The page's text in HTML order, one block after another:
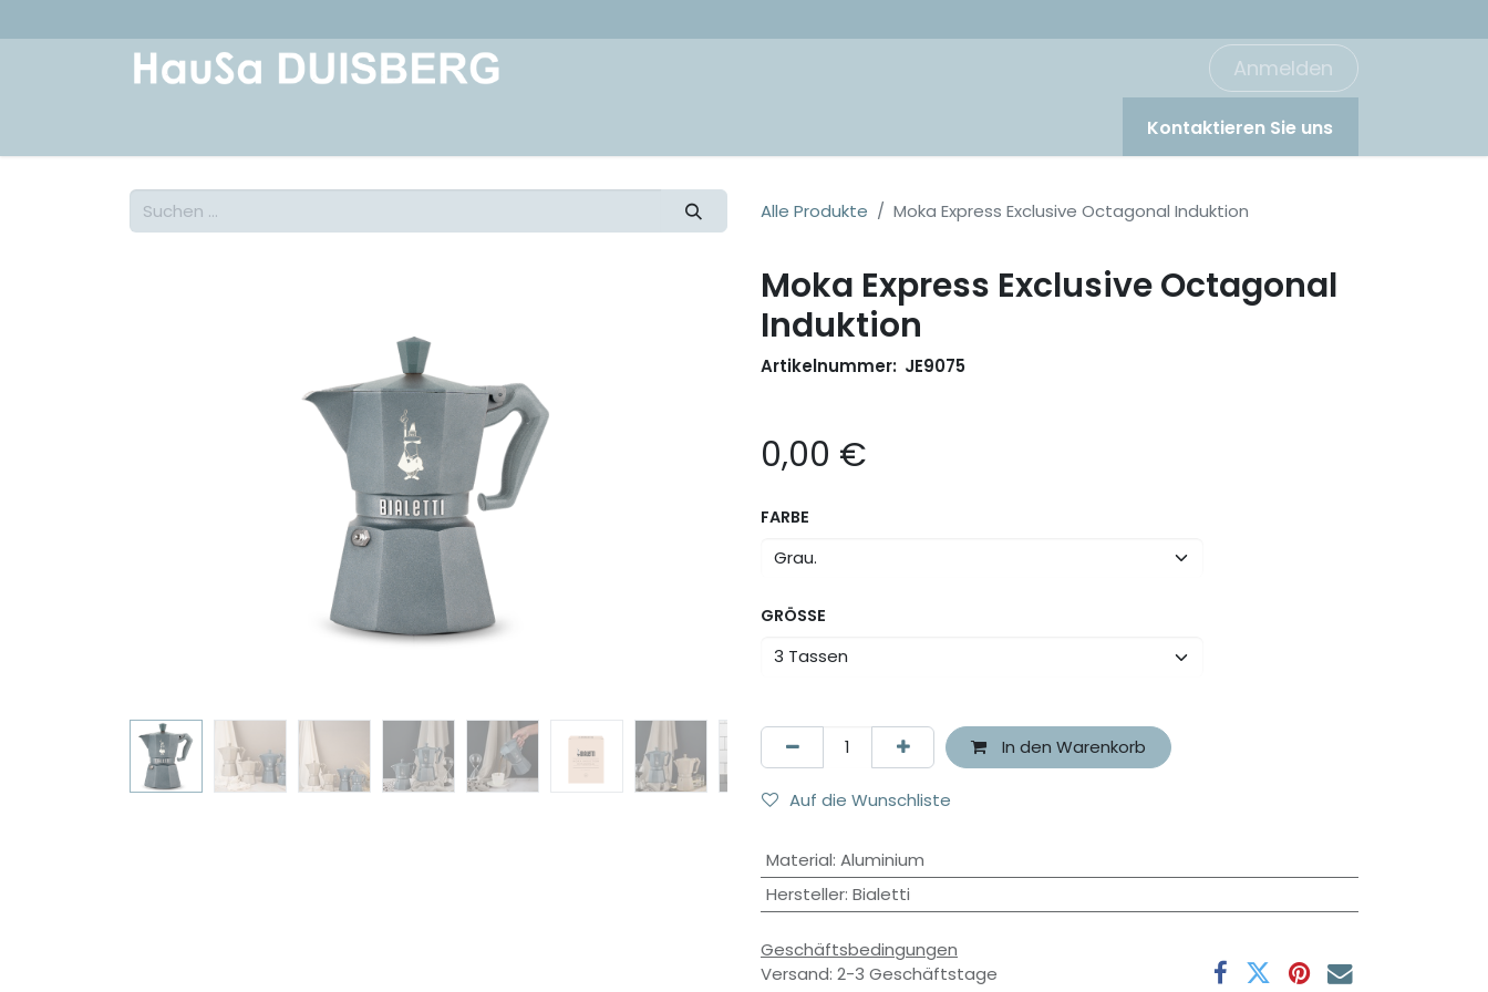
Anmelden
Kontaktieren Sie uns
Alle Produkte Moka Express Exclusive Octagonal Induktion
Moka Express Exclusive Octagonal
Induktion
Artikelnummer: JE9075
0,00 €
FARBE
GRÖSSE
In den Warenkorb
Auf die Wunschliste
Material: Aluminium
Hersteller: Bialetti
Geschäftsbedingungen
Versand: 2-3 Geschäftstage